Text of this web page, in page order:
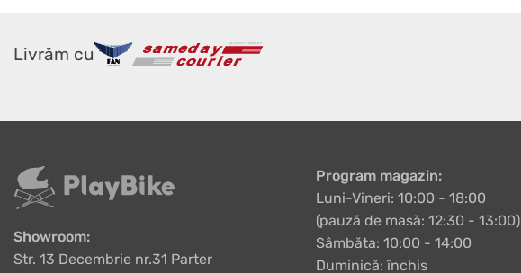
Livrăm cu
Showroom:
Str. 13 Decembrie nr.31 Parter
Program magazin:
Luni-Vineri: 10:00 - 18:00
(pauză de masă: 12:30 - 13:00)
Sâmbăta: 10:00 - 14:00
Duminică: închis